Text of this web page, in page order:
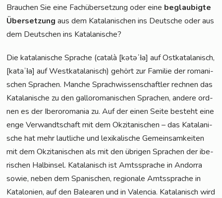
Brau­chen Sie eine Fach­über­set­zung oder eine beglau­big­te
Über­set­zung aus dem Kata­la­ni­schen ins Deut­sche oder aus
dem Deut­schen ins Katalanische?
Die kata­la­ni­sche Spra­che (cata­là [kətəˈɫa] auf Ost­ka­ta­la­nisch,
[kataˈɫa] auf West­ka­ta­la­nisch) gehört zur Fami­lie der roma­ni­
schen Spra­chen. Man­che Sprach­wis­sen­schaft­ler rech­nen das
Kata­la­ni­sche zu den gal­lo­ro­ma­ni­schen Spra­chen, ande­re ord­
nen es der Ibe­ro­ro­ma­nia zu. Auf der einen Sei­te besteht eine
enge Ver­wandt­schaft mit dem Okzita­ni­schen – das Kata­la­ni­
sche hat mehr laut­li­che und lexi­ka­li­sche Gemein­sam­kei­ten
mit dem Okzita­ni­schen als mit den übri­gen Spra­chen der ibe­
ri­schen Halb­in­sel. Kata­la­nisch ist Amts­spra­che in Andor­ra
sowie, neben dem Spa­ni­schen, regio­na­le Amts­spra­che in
Kata­lo­ni­en, auf den Balea­ren und in Valen­cia. Kata­la­nisch wird